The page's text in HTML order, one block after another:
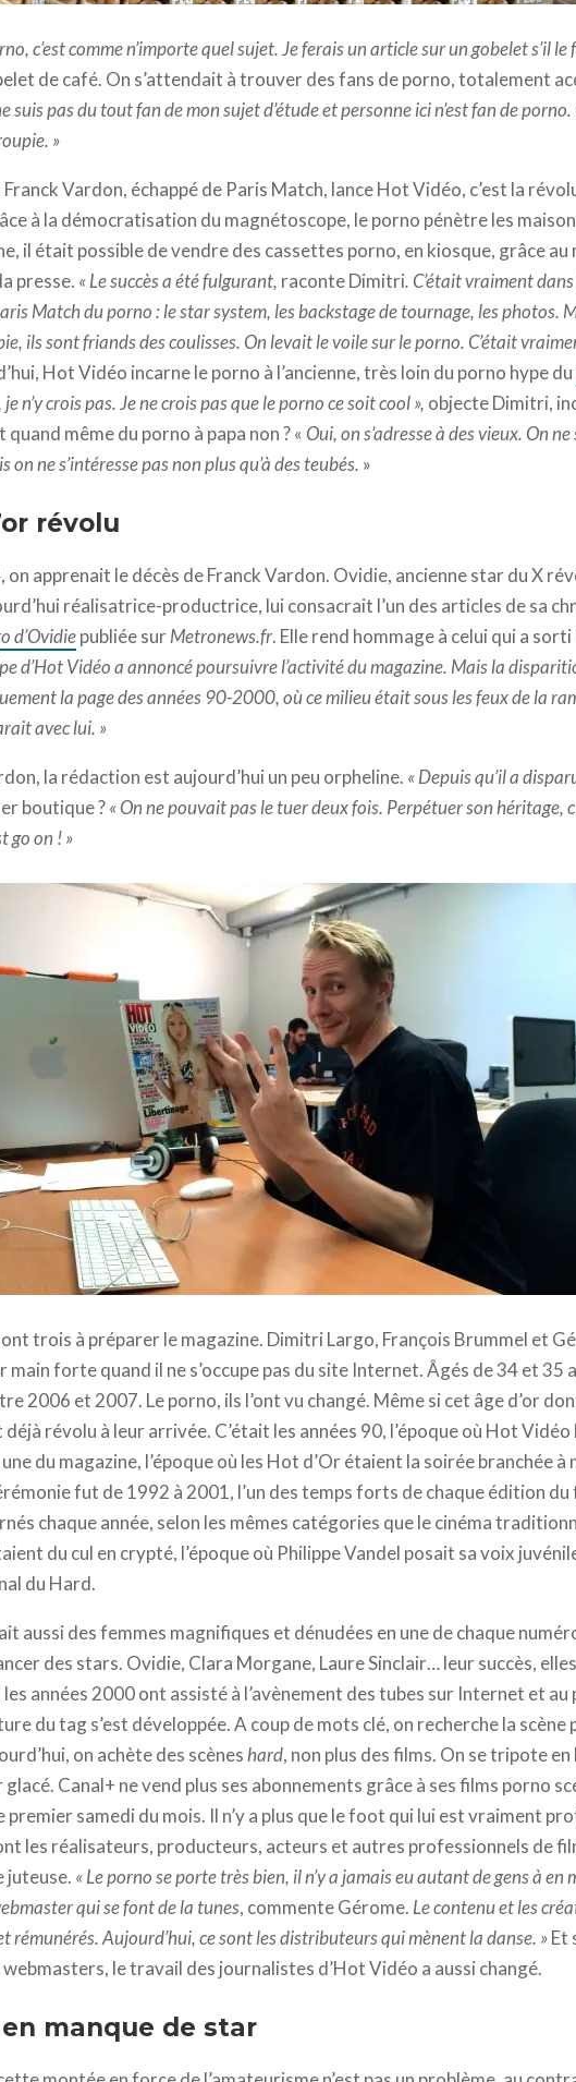
c’est comme n’importe quel sujet. Je ferais un article sur un gobelet s’il le
de café. On s’attendait à trouver des fans de porno, totalement
suis pas du tout fan de mon sujet d’étude et personne ici n’est fan de
»
Vardon, échappé de Paris Match, lance Hot Vidéo, c’est la
à la démocratisation du magnétoscope, le porno pénètre les
il était possible de vendre des cassettes porno, en kiosque, grâce au
presse. « Le succès a été fulgurant, raconte Dimitri. C’était vraiment
Match du porno : le star system, les backstage de tournage, les photos.
ils sont friands des coulisses. On levait le voile sur le porno. C’était
Hot Vidéo incarne le porno à l’ancienne, très loin du porno hype du
n’y crois pas. Je ne crois pas que le porno ce soit cool », objecte Dimitri,
quand même du porno à papa non ? « Oui, on s’adresse à des vieux. On ne
on ne s’intéresse pas non plus qu’à des teubés. »
révolu
on apprenait le décès de Franck Vardon. Ovidie, ancienne star du X
réalisatrice-productrice, lui consacrait l’un des articles de sa
d’Ovidiepubliée surMetronews.fr. Elle rend hommage à celui qui a
d’Hot Vidéo a annoncé poursuivre l’activité du magazine. Mais la
la page des années 90-2000, où ce milieu était sous les feux de la
avec lui. »
la rédaction est aujourd’hui un peu orpheline. « Depuis qu’il a
boutique ?« On ne pouvait pas le tuer deux fois. Perpétuer son héritage,
go on ! »
trois à préparer le magazine. Dimitri Largo, François Brummel et
forte quand il ne s’occupe pas du site Internet. Âgés de 34 et 35
2006 et 2007. Le porno, ils l’ont vu changé. Même si cet âge d’or
révolu à leur arrivée. C’était les années 90, l’époque où Hot
du magazine, l’époque où les Hot d’Or étaient la soirée branchée à
fut de 1992 à 2001, l’un des temps forts de chaque édition du
chaque année, selon les mêmes catégories que le cinéma
du cul en crypté, l’époque où Philippe Vandel posait sa voix
du Hard.
aussi des femmes magnifiques et dénudées en une de chaque
des stars. Ovidie, Clara Morgane, Laure Sinclair… leur succès,
les années 2000 ont assisté à l’avènement des tubes sur Internet et
du tag s’est développée. A coup de mots clé, on recherche la scène
on achète des scèneshard, non plus des films. On se tripote en
glacé. Canal+ ne vend plus ses abonnements grâce à ses films porno
premier samedi du mois. Il n’y a plus que le foot qui lui est vraiment
les réalisateurs, producteurs, acteurs et autres professionnels de
juteuse. « Le porno se porte très bien, il n’y a jamais eu autant de gens à
qui se font de la tunes, commente Gérome. Le contenu et les
rémunérés. Aujourd’hui, ce sont les distributeurs qui mènent la danse. »Et
webmasters, le travail des journalistes d’Hot Vidéo a aussi changé.
manque de star